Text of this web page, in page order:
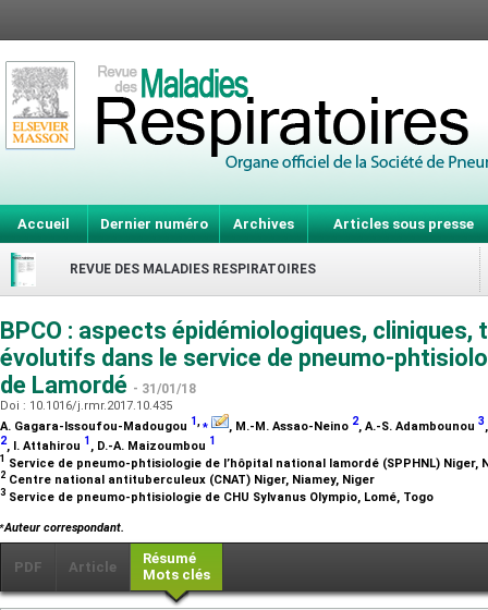
Accueil Dernier numéro Archives Articles sous presse
REVUE DES MALADIES RESPIRATOIRES
BPCO : aspects épidémiologiques, cliniques,
évolutifs dans le service de pneumo-
de Lamordé - 31/01/18
Doi : 10.1016/j.rmr.2017.10.435
A. Gagara-Issoufou-Madougou 1,⁎ , M.-M. Assao-Neino 2, A.-S. Adambounou 3
2, I. Attahirou 1 , D.-A. Maizoumbou 1
1 Service de pneumo-phtisiologie de l’hôpital national lamordé (SPPHNL) Niger,
2 Centre national antituberculeux (CNAT) Niger, Niamey, Niger
3 Service de pneumo-phtisiologie de CHU Sylvanus Olympio, Lomé, Togo
⁎Auteur correspondant.
PDF Article
Résumé
Mots clés